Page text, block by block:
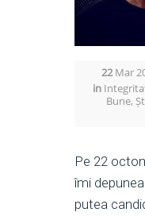
22Mar
in
Bune,
Pe 22
îmi
putea